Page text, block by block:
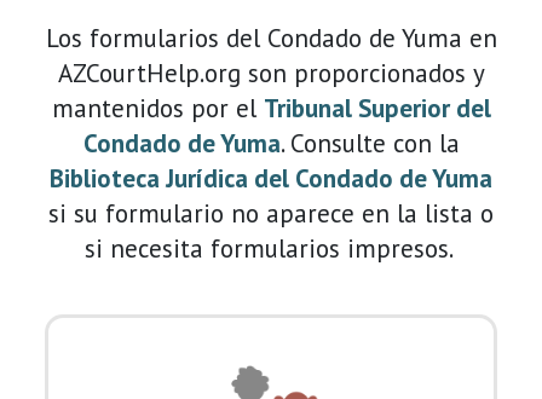
Los formularios del Condado de Yuma en
AZCourtHelp.org son proporcionados y
mantenidos por el Tribunal Superior del
Condado de Yuma. Consulte con la
Biblioteca Jurídica del Condado de Yuma
si su formulario no aparece en la lista o
si necesita formularios impresos.